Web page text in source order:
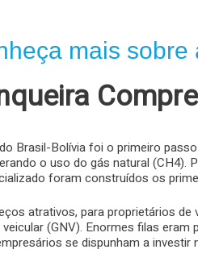
mais sobre
Brasil-Bolívia foi o primeiro
o uso do gás natural (CH4).
foram construídos os
atrativos, para proprietários de
(GNV). Enormes filas
se dispunham a